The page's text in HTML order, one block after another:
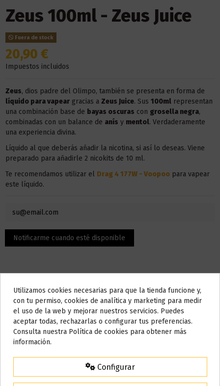
Zeus 100ml - Zeus Juice
Fuera de stock
20,90 €
Impuestos incluidos
Zeus, dios padre del Olimpo, también se presenta en forma de
líquido para vapeargracias a Zeus Juice. Sus 100mlrepresentan
una combinación base de bayas oscuras con grosella negra,
combinadas con un balance de anís y mentol. Verdaderamente
una experiencia divina.
Líquido al que deberás añadir la nicotina, si así lo deseas. Viene
preparado para añadirle 2 nicokits de 10 ml.
Te recomendamos utilizar el Drag 4 177W - Voopoopara vapear
este líquido.
Descripción
puedes añadir nicotina o nicokit sin nicotina para llenarlo hasta
los 120 ml.
Do not show again.
AVISO IMPORTANTE
Nos tomamos unos días
15% de descuento
Utilizamos cookies necesarias para que la tienda funcione y,
con tu permiso, cookies de analítica y marketing para medir
el uso de la web y mejorar nuestros servicios. Puedes
aceptar todas, rechazarlas o configurar tus preferencias.
Consulta nuestra Política de cookies para obtener más
información.
Configurar